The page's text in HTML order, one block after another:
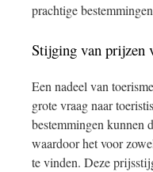
prachtige
Stijging van prijzen
Een nadeel van
grote vraag naar
bestemmingen kunnen
waardoor het voor
te vinden. Deze